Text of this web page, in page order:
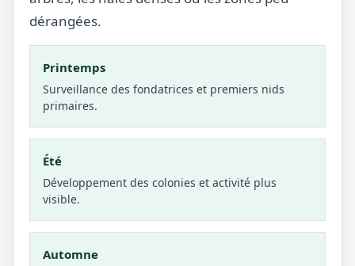
dérangées.
Printemps
Surveillance des fondatrices et premiers nids
primaires.
Été
Développement des colonies et activité plus
visible.
Automne